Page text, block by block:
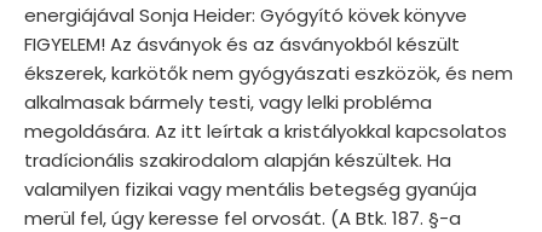
energiájával Sonja Heider: Gyógyító kövek könyve
FIGYELEM! Az ásványok és az ásványokból készült
ékszerek, karkötők nem gyógyászati eszközök, és nem
alkalmasak bármely testi, vagy lelki probléma
megoldására. Az itt leírtak a kristályokkal kapcsolatos
tradícionális szakirodalom alapján készültek. Ha
valamilyen fizikai vagy mentális betegség gyanúja
merül fel, úgy keresse fel orvosát. (A Btk. 187. §-a